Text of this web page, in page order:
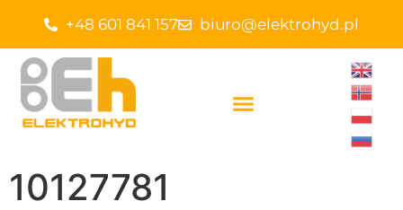
+48 601 841 157 biuro@elektrohyd.pl
10127781